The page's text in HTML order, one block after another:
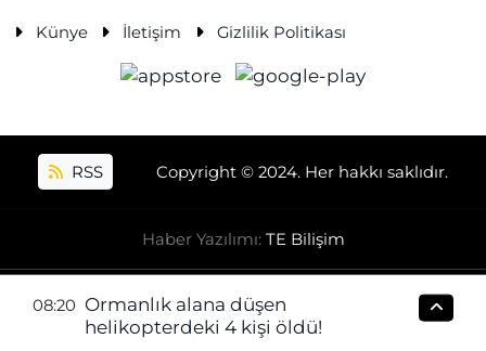
Künye İletişim Gizlilik Politikası
RSS Copyright © 2024. Her hakkı saklıdır.
Haber Yazılımı: TE Bilişim
08:20 Ormanlık alana düşen
helikopterdeki 4 kişi öldü!